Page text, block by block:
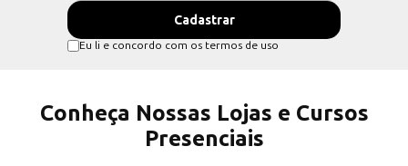
Eu li e concordo com os termos de uso
Conheça Nossas Lojas e Cursos
Presenciais